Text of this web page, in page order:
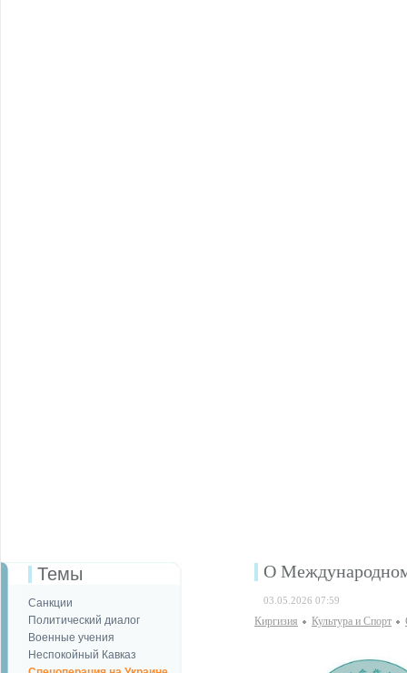
Темы
Санкции
Политический диалог
Военные учения
Неспокойный Кавказ
О
03.05.2026 07:59
Киргизия Культура и Спорт